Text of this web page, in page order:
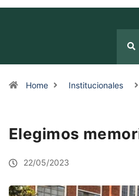
Home Institucionales
Elegimos
22/05/2023